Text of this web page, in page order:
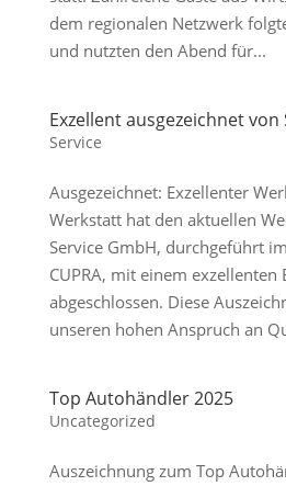
dem regionalen Netzwerk
und nutzten den Abend für...
Exzellent ausgezeichnet von
Service
Ausgezeichnet: Exzellenter
Werkstatt hat den aktuellen
Service GmbH, durchgeführt
CUPRA, mit einem exzellenten
abgeschlossen. Diese
unseren hohen Anspruch an
Top Autohändler 2025
Uncategorized
Auszeichnung zum Top